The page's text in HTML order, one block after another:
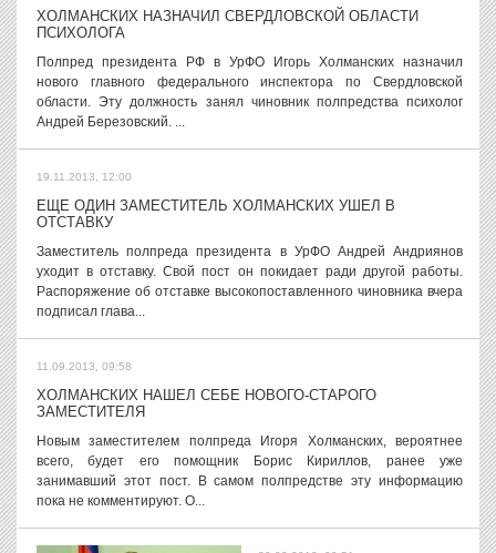
ХОЛМАНСКИХ НАЗНАЧИЛ СВЕРДЛОВСКОЙ ОБЛАСТИ
ПСИХОЛОГА
Полпред президента РФ в УрФО Игорь Холманских назначил
нового главного федерального инспектора по Свердловской
области. Эту должность занял чиновник полпредства психолог
Андрей Березовский. ...
19.11.2013, 12:00
ЕЩЕ ОДИН ЗАМЕСТИТЕЛЬ ХОЛМАНСКИХ УШЕЛ В
ОТСТАВКУ
Заместитель полпреда президента в УрФО Андрей Андриянов
уходит в отставку. Свой пост он покидает ради другой работы.
Распоряжение об отставке высокопоставленного чиновника вчера
подписал глава...
11.09.2013, 09:58
ХОЛМАНСКИХ НАШЕЛ СЕБЕ НОВОГО-СТАРОГО
ЗАМЕСТИТЕЛЯ
Новым заместителем полпреда Игоря Холманских, вероятнее
всего, будет его помощник Борис Кириллов, ранее уже
занимавший этот пост. В самом полпредстве эту информацию
пока не комментируют. О...